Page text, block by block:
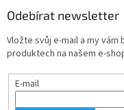
Odebírat newsletter
Vložte svůj e-mail a my
produktech na našem e-
E-mail